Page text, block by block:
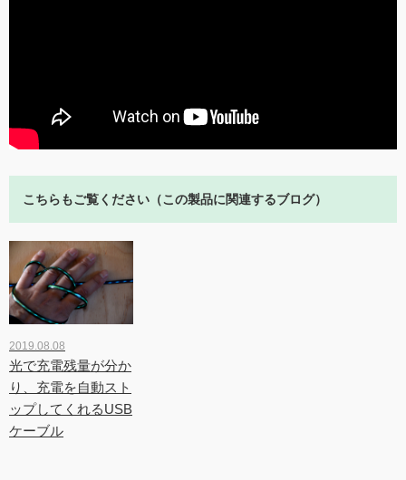
こちらもご覧ください（この製品に関連するブログ）
2019.08.08
光で充電残量が分か
り、充電を自動スト
ップしてくれるUSB
ケーブル